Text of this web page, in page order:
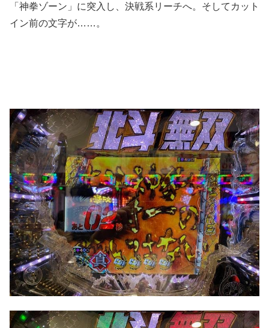
「神拳ゾーン」に突入し、決戦系リーチへ。そしてカット
イン前の文字が……。